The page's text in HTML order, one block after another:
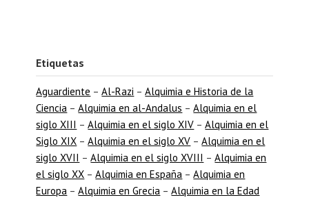
Etiquetas
Aguardiente –Al-Razi –Alquimia e Historia de la
Ciencia –Alquimia en al-Andalus –Alquimia en el
siglo XIII –Alquimia en el siglo XIV –Alquimia en el
Siglo XIX –Alquimia en el siglo XV –Alquimia en el
siglo XVII –Alquimia en el siglo XVIII –Alquimia en
el siglo XX –Alquimia en España –Alquimia en
Europa –Alquimia en Grecia –Alquimia en la Edad